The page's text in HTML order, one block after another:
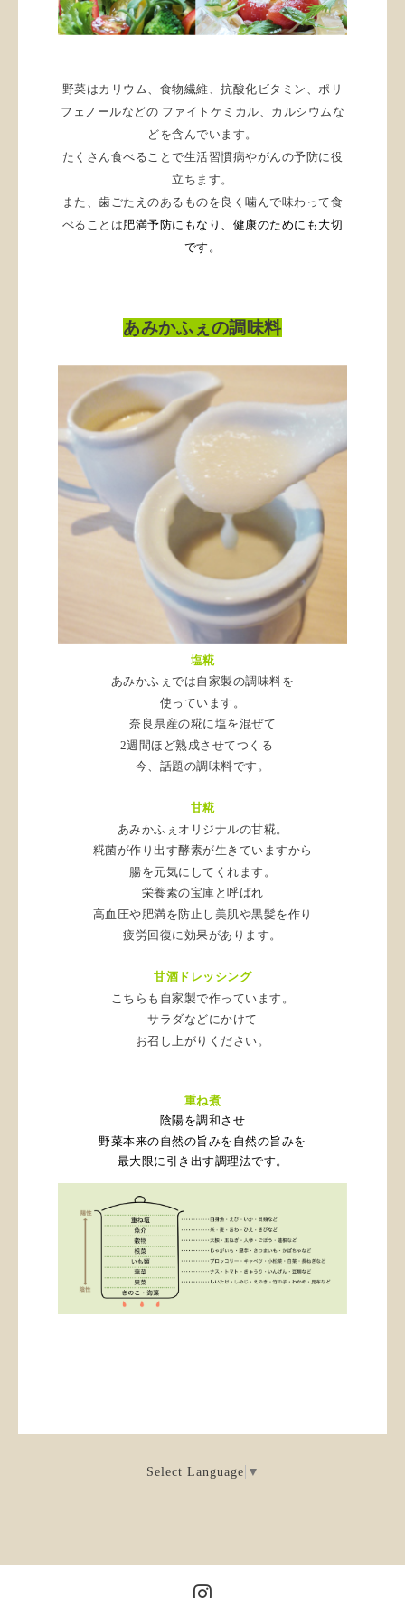
野菜はカリウム、食物繊維、抗酸化ビタミン、ポリ
フェノールなどの ファイトケミカル、カルシウムな
どを含んでいます。
たくさん食べることで生活習慣病やがんの予防に役
立ちます。
また、歯ごたえのあるものを良く噛んで味わって食
べることは肥満予防にもなり、 健康のためにも大切
です。
あみかふぇの調味料
塩糀
あみかふぇでは自家製の調味料を
使っています。
奈良県産の糀に塩を混ぜて
2週間ほど熟成させてつくる
今、話題の調味料です。
甘糀
あみかふぇオリジナルの甘糀。
糀菌が作り出す酵素が生きていますから
腸を元気にしてくれます。
栄養素の宝庫と呼ばれ
高血圧や肥満を防止し美肌や黒髪を作り
疲労回復に効果があります。
甘酒ドレッシング
こちらも自家製で作っています。
サラダなどにかけて
お召し上がりください。
重ね煮
陰陽を調和させ
野菜本来の自然の旨みを自然の旨みを
最大限に引き出す調理法です。
Select Language ▼